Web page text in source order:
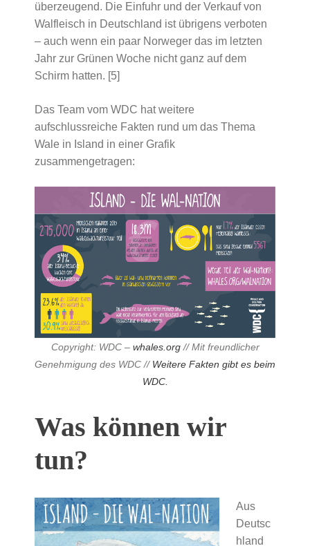
überzeugend. Die Einfuhr und der Verkauf von
Walfleisch in Deutschland ist übrigens verboten
– auch wenn ein paar Norweger das im letzten
Jahr zur Grünen Woche nicht ganz auf dem
Schirm hatten. [5]
Das Team vom WDC hat weitere
aufschlussreiche Fakten rund um das Thema
Wale in Island in einer Grafik
zusammengetragen:
Copyright: WDC – whales.org// Mit freundlicher
Genehmigung des WDC // Weitere Fakten gibt es beim
WDC.
Was können wir
tun?
Aus
Deutsc
hland